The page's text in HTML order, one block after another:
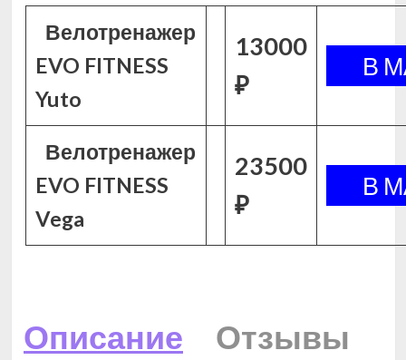
Велотренажер
EVO FITNESS
Yuto
13000
₽
Велотренажер
EVO FITNESS
Vega
23500
₽
Описание
Отзывы